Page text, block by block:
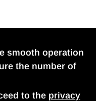
smooth operation
the number of
to the privacy